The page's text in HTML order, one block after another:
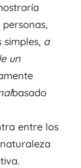
a
un
basado
entre los